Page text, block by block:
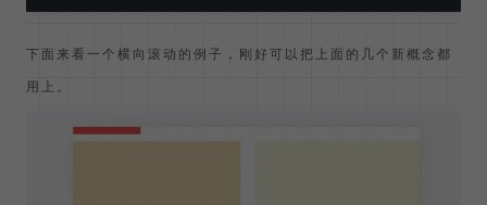
下面来看一个横向滚动的例子，刚好可以把上面的几个新概念都
用上。